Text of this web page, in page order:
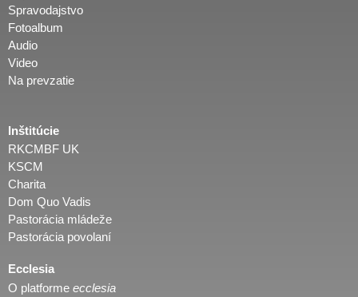
Spravodajstvo
Fotoalbum
Audio
Video
Na prevzatie
Inštitúcie
RKCMBF UK
KSCM
Charita
Dom Quo Vadis
Pastorácia mládeže
Pastorácia povolaní
Ecclesia
O platforme ecclesia